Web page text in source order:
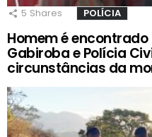
5 Shares POLÍCIA
Homem é
Gabiroba e Polícia
circunstâncias da